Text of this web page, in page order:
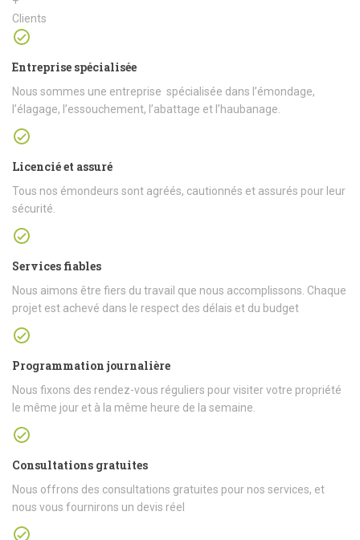
Clients
Entreprise spécialisée
Nous sommes une entreprise spécialisée dans l’émondage,
l’élagage, l’essouchement, l’abattage et l’haubanage.
Licencié et assuré
Tous nos émondeurs sont agréés, cautionnés et assurés pour leur
sécurité.
Services fiables
Nous aimons être fiers du travail que nous accomplissons. Chaque
projet est achevé dans le respect des délais et du budget
Programmation journalière
Nous fixons des rendez-vous réguliers pour visiter votre propriété
le même jour et à la même heure de la semaine.
Consultations gratuites
Nous offrons des consultations gratuites pour nos services, et
nous vous fournirons un devis réel